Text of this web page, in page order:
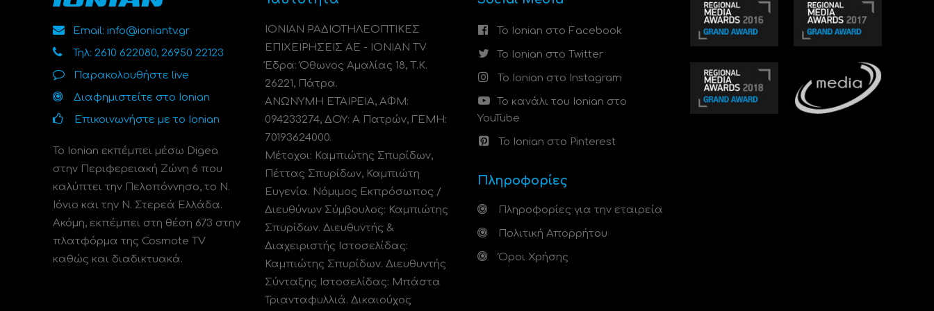
Email: info@ioniantv.gr
Τηλ: 2610 622080, 26950 22123
Παρακολουθήστε live
Διαφημιστείτε στο Ionian
Επικοινωνήστε με το Ionian
Το Ionian εκπέμπει μέσω Digea
στην Περιφερειακή Ζώνη 6 που
καλύπτει την Πελοπόννησο, το N.
Ιόνιο και την Ν. Στερεά Ελλάδα.
Ακόμη, εκπέμπει στη θέση 673 στην
πλατφόρμα της Cosmote TV
καθώς και διαδικτυακά.
ΙΟΝΙΑΝ ΡΑΔΙΟΤΗΛΕΟΠΤΙΚΕΣ
ΕΠΙΧΕΙΡΗΣΕΙΣ ΑΕ - IONIAN TV
Έδρα: Όθωνος Αμαλίας 18, Τ.Κ.
26221, Πάτρα.
ΑΝΩΝΥΜΗ ΕΤΑΙΡΕΙΑ, ΑΦΜ:
094233274, ΔΟΥ: A Πατρών, ΓΕΜΗ:
70193624000.
Μέτοχοι: Καμπιώτης Σπυρίδων,
Πέττας Σπυρίδων, Καμπιώτη
Ευγενία. Νόμιμος Εκπρόσωπος /
Διευθύνων Σύμβουλος: Καμπιώτης
Σπυρίδων. Διευθυντής &
Διαχειριστής Ιστοσελίδας:
Καμπιώτης Σπυρίδων. Διευθυντής
Σύνταξης Ιστοσελίδας: Μπάστα
Τριανταφυλλιά. Δικαιούχος
Το Ionian στο Facebook
Το Ionian στο Twitter
Το Ionian στο Instagram
Το κανάλι του Ionian στο
YouTube
Το Ionian στο Pinterest
Πληροφορίες
Πληροφορίες για την εταιρεία
Πολιτική Απορρήτου
Όροι Χρήσης